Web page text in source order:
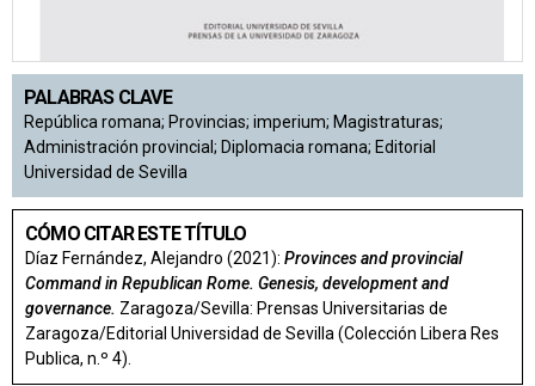
PALABRAS CLAVE
República romana; Provincias; imperium; Magistraturas;
Administración provincial; Diplomacia romana; Editorial
Universidad de Sevilla
CÓMO CITAR ESTE TÍTULO
Díaz Fernández, Alejandro (2021): Provinces and provincial
Command in Republican Rome. Genesis, development and
governance. Zaragoza/Sevilla: Prensas Universitarias de
Zaragoza/Editorial Universidad de Sevilla (Colección Libera Res
Publica, n.º 4).